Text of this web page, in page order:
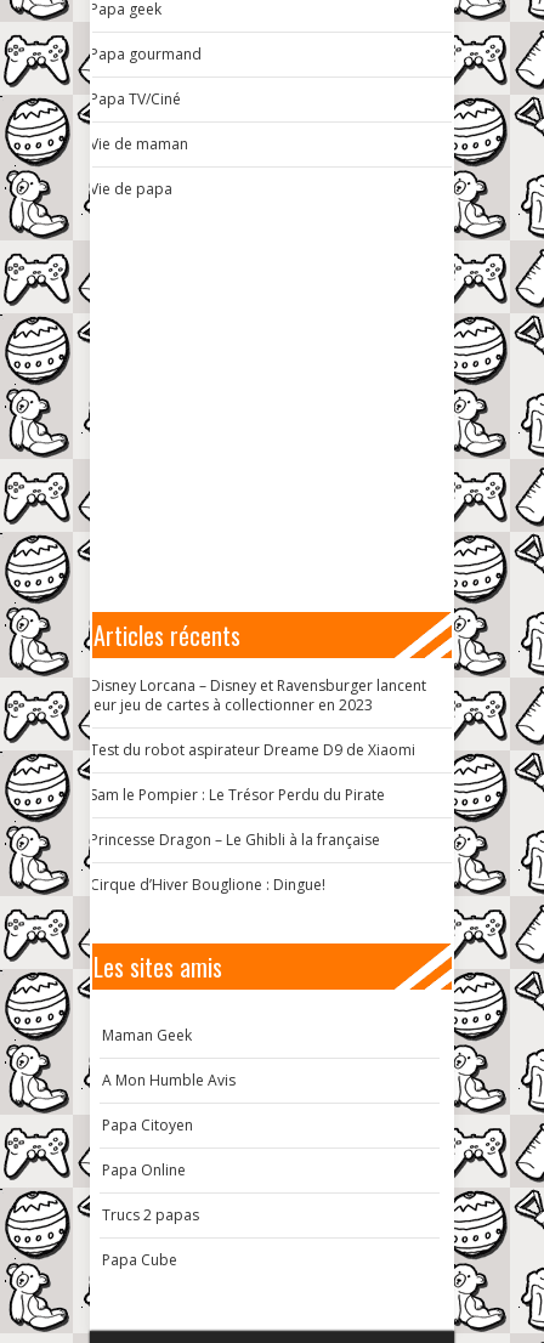
Papa geek
Papa gourmand
Papa TV/Ciné
Vie de maman
Vie de papa
Articles récents
Disney Lorcana – Disney et Ravensburger lancent
leur jeu de cartes à collectionner en 2023
Test du robot aspirateur Dreame D9 de Xiaomi
Sam le Pompier : Le Trésor Perdu du Pirate
Princesse Dragon – Le Ghibli à la française
Cirque d’Hiver Bouglione : Dingue!
Les sites amis
Maman Geek
A Mon Humble Avis
Papa Citoyen
Papa Online
Trucs 2 papas
Papa Cube